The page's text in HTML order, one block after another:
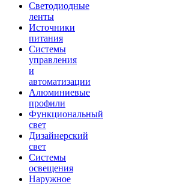
Светодиодные
ленты
Источники
питания
Системы
управления
и
автоматизации
Алюминиевые
профили
Функциональный
свет
Дизайнерский
свет
Системы
освещения
Наружное